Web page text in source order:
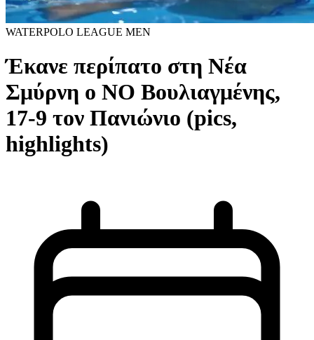
WATERPOLO LEAGUE MEN
Έκανε περίπατο στη Νέα
Σμύρνη ο ΝΟ Βουλιαγμένης,
17-9 τον Πανιώνιο (pics,
highlights)